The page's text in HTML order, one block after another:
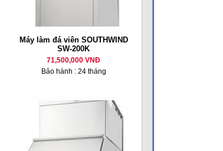
Máy làm đá viên SOUTHWIND
SW-200K
71,500,000 VNĐ
Bảo hành : 24 tháng